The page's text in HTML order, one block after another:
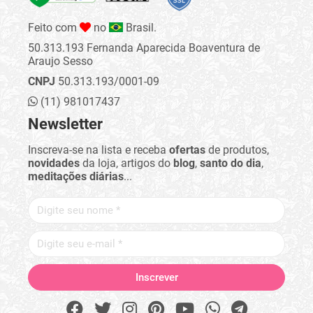
Feito com no
Brasil.
50.313.193 Fernanda Aparecida Boaventura de
Araujo Sesso
CNPJ 50.313.193/0001-09
(11) 981017437
Newsletter
Inscreva-se na lista e receba ofertas de produtos,
novidades da loja, artigos do blog, santo do dia,
meditações diárias...